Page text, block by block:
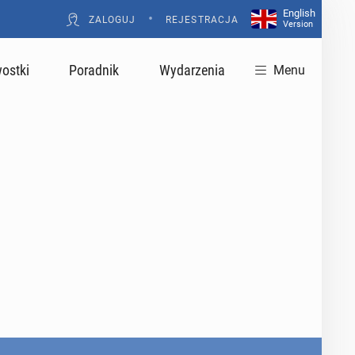
ZALOGUJ • REJESTRACJA
English
Version
Poradnik Wydarzenia Menu